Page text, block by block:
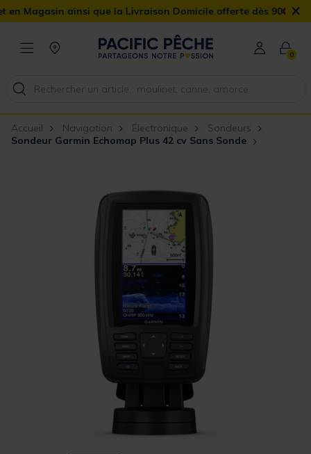
ainsi que la Livraison Domicile offerte dès 90€ ×
0
Accueil Navigation Électronique
Sondeurs
Sondeur Garmin Echomap Plus 42 cv Sans Sonde